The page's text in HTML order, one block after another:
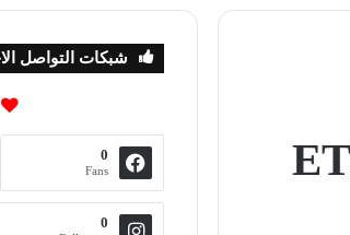
شبكات التواصل
0
Fans
0